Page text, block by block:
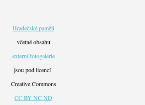
Hradečské paměti
včetně obsahu
externí fotogalerie
jsou pod licencí
Creative Commons
CC BY NC ND